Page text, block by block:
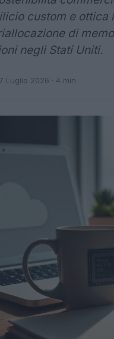
custom e
di
negli Stati Uniti.
7 Luglio 2026 · 4 min